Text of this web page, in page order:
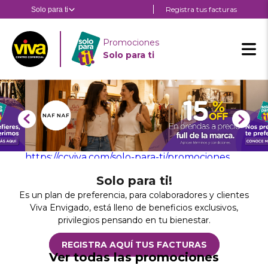
al
contenido
principal
Estás en:
Estás en
Solo para ti Registra tus facturas
Promociones
Solo para ti
https://ccviva.com/solo-para-ti/promociones
Solo para ti!
Es un plan de preferencia, para colaboradores y clientes
Viva Envigado, está lleno de beneficios exclusivos,
privilegios pensando en tu bienestar.
REGISTRA AQUÍ TUS FACTURAS
Ver todas las promociones